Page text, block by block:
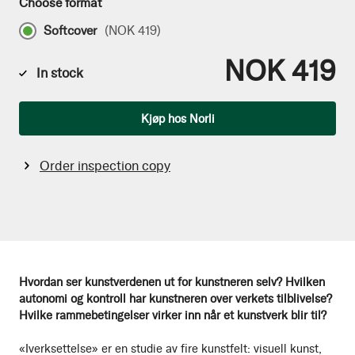
Hvordan ser kunstverdenen ut for kunstneren selv? Hvilken
autonomi og kontroll har kunstneren over verkets tilblivelse?
Hvilke rammebetingelser virker inn når et kunstverk blir til?
«Iverksettelse» er en studie av fire kunstfelt: visuell kunst,
Softcover (NOK 419)
In stock NOK 419
Kjøp hos Norli
Order inspection copy